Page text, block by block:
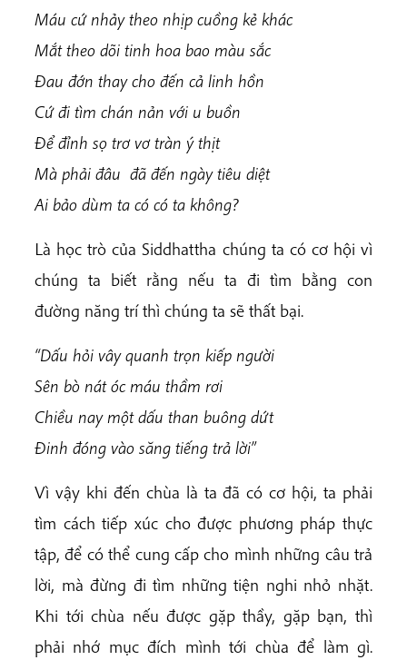
Máu cứ nhảy theo nhịp cuồng kẻ khác
Mắt theo dõi tinh hoa bao màu sắc
Đau đớn thay cho đến cả linh hồn
Cứ đi tìm chán nản với u buồn
Để đỉnh sọ trơ vơ tràn ý thịt
Mà phải đâu đã đến ngày tiêu diệt
Ai bảo dùm ta có có ta không?
Là học trò của Siddhattha chúng ta có cơ hội vì
chúng ta biết rằng nếu ta đi tìm bằng con
đường năng trí thì chúng ta sẽ thất bại.
“Dấu hỏi vây quanh trọn kiếp người
Sên bò nát óc máu thầm rơi
Chiều nay một dấu than buông dứt
Đinh đóng vào săng tiếng trả lời”
Vì vậy khi đến chùa là ta đã có cơ hội, ta phải
tìm cách tiếp xúc cho được phương pháp thực
tập, để có thể cung cấp cho mình những câu trả
lời, mà đừng đi tìm những tiện nghi nhỏ nhặt.
Khi tới chùa nếu được gặp thầy, gặp bạn, thì
phải nhớ mục đích mình tới chùa để làm gì.